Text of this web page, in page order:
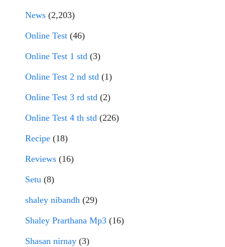
News (2,203)
Online Test (46)
Online Test 1 std (3)
Online Test 2 nd std (1)
Online Test 3 rd std (2)
Online Test 4 th std (226)
Recipe (18)
Reviews (16)
Setu (8)
shaley nibandh (29)
Shaley Prarthana Mp3 (16)
Shasan nirnay (3)